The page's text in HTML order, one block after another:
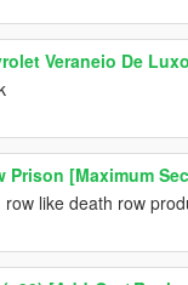
Veraneio De Luxo
Prison [Maximum
like death row